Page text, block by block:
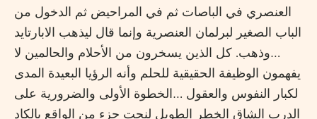
العنصري في الباصات ثم في المراحيض ثم الدخول من
الباب الصغير لبرلمان العنصرية وإنما قال ليذهب الابارتايد
…وذهب. كل الذين يسخرون من الأحلام والحالمين لا
يفهمون الوظيفة الحقيقية للحلم وأنه الرؤيا البعيدة المدى
لكبار النفوس والعقول …الخطوة الأولى والضرورية على
الدرب الشاق الخطر الطويل لنحت جزء من الواقع بالكاد